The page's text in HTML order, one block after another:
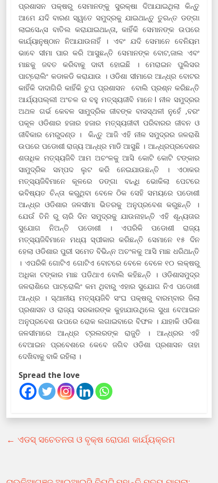
ପ୍ରଶାସନ ପକ୍ଷରୁ ସେମାନଙ୍କୁ ସୁରକ୍ଷା ଦିଆଯାଇଥିଲା କିନ୍ତୁ
ଆମେ ଯଦି ବାରଣ ସ୍ୱତେ ସମୁଦ୍ରକୁ ଯାଇଥାନ୍ତୁ ତୁରନ୍ତ ଡଙ୍ଗା
ଲାଇସେନ୍ସ ବାତିଲ କରାଯାଇଥାନ୍ତା, କାହିଁକି ସେମାନଙ୍କ ଉପରେ
କାର୍ଯ୍ୟାନୁଷ୍ଠାନ ନିଆଯାଉନାହିଁ । ଏବଂ ଯଦି ସେମାନେ ବେନିୟମ
ଭାବେ ସୀମା ପାର କରି ଆସୁଛନ୍ତି ସେମାନଙ୍କ ବୋଟ,ଜାଲ ଏବଂ
ମାଛକୁ ଜବତ କରିବାକୁ ଦାବୀ ହୋଇଛି । ମେରାଇନ ପୁଲିସର
ପାଟ୍ରୋଲିଂ କଡାକଡି କରାଯାଉ । ଓଡିଶା ସୀମାରେ ଆନ୍ଧ୍ର ବୋଟର
କାହିଁକି ଦାଦାଗିରି କାହିଁକି ଚୁପ ପ୍ରଶାସନ ବୋଲି ପ୍ରଶ୍ନ କରିଛନ୍ତି
ଆର୍ଯ୍ୟପଲ୍ଲୀ ଅଂଚଳ ର ବହୁ ମତ୍ସ୍ୟଜୀବି ମାନେ l ନୀଳ ସମୁଦ୍ରର
ଅଥଳ ଗର୍ଭ କେବଳ ସାମୁଦ୍ରିକ ଜୀବଙ୍କ ବାସସ୍ଥଳୀ ନୁହେଁ ,ବରଂ
ପକୂଳ ଓଡିଶାର ହଜାର ହଜାର ମତ୍ସ୍ୟଜୀବୀ ପରିବାରର ଜୀବନ ଓ
ଜୀବିକାର ମେରୁଦଣ୍ଡ । କିନ୍ତୁ ଆଜି ଏହି ନୀଳ ସମୁଦ୍ରର ଜଳରାଶି
ଉପରେ ପଡୋଶୀ ରାଜ୍ୟ ଆନ୍ଧ୍ର ମାଡି ଆସୁଛି । ଆନ୍ଧ୍ରପ୍ରଦେଶର
ଶତାଧିକ ମତ୍ସ୍ୟଜିବି ଆମ ଅଚଂଳକୁ ଆସି କୋଟି କୋଟି ଟଙ୍କାର
ସାମୁଦ୍ରିକ ସମ୍ପଦ ଲୁଟ କରି ନେଇଯାଉଛନ୍ତି । ଏଠାକର
ମତ୍ସ୍ୟଜିବିମାନେ କୂଳରେ ଡଙ୍ଗା ବାନ୍ଧି ଭୋକିଲା ପେଟରେ
ଭବିଷ୍ୟତ ଚିନ୍ତା କରୁଥିବା ବେଳେ ଠିକ ସେହି ସମୟରେ ପଡୋଶୀ
ଆନ୍ଧ୍ର ଓଡିଶାର ଜଳସୀମା ଭିତରକୁ ଅନୁପ୍ରବେଶ କରୁଛନ୍ତି ।
ଯେଉଁ ତିନି ରୁ ଚାରି ଦିନ ସମୁଦ୍ରକୁ ଯାଉନାହାନ୍ତି ଏହି ଶୂନ୍ୟତାର
ସୁଯୋଗ ନିଅନ୍ତି ପଡୋଶୀ । ଏପରିକି ପଡୋଶୀ ରାଜ୍ୟ
ମତ୍ସ୍ୟଜିବିମାନେ ମଧ୍ୟ ସ୍ପୀକାର କରିଛନ୍ତି ସେମାନେ ୧୫ ଦିନ
ହେଲା ଓଡିଶାର ପୁରୀ ସମେତ ବିଭିନ୍ନ ଅଚଂଳକୁ ଆସି ମାଛ ଧରିଥାନ୍ତି
। ଏପରିକି ଗୋଟିଏ ଗୋଟିଏ ବୋଟରେ ବେଳେ ବେଳେ ୧୦ ଲକ୍ଷରୁ
ଅଧିକା ଟଙ୍କାର ମାଛ ପଡିଥାଏ ବୋଲି କହିଛନ୍ତି । ଓଡିଶାସମୁଦ୍ର
ଜଳରାଶିରେ ପାଟ୍ରୋଲିଂ କମ ଥିବାରୁ ଏହାର ସୁଯୋଗ ନିଏ ପଡୋଶୀ
ଆନ୍ଧ୍ର । ସ୍ଥାନୀୟ ମତ୍ସ୍ୟଜିବି ସଂଘ ପକ୍ଷରୁ ବାରମ୍ବାର ଜିଲା
ପ୍ରଶାସନ ଓ ରାଜ୍ୟ ସରକାରଙ୍କ କୁହାଯାଉଥିଲେ ସୁଧା ବେଆଇନ
ଅନୁପ୍ରବେଶ ଉପରେ ରୋକ ଲଗାଇବାରେ ବିଫଳ । ଯାହାକି ଓଡିଶା
ଜଳସୀମାରେ ଆନ୍ଧ୍ର ଟ୍ରଲରଙ୍କ ରାଜୁତି । ଆନ୍ଧ୍ରର ଏହି
ବେଆଇନ ପ୍ରବେଶରେ କେବେ ଜଗିବ ଓଡିଶା ପ୍ରଶାସନ ତାହା
ଦେଖିବାକୁ ବାକି ରହିଲା ।
Spread the love
← ଏଡସ୍ ସଚେତନତା ଓ ବୃକ୍ଷ ରୋପଣ କାର୍ଯ୍ୟକ୍ରମ